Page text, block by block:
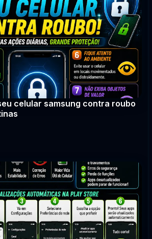
celular samsung contra roubo